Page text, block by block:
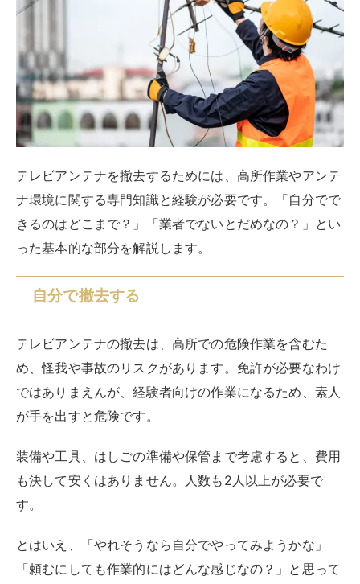
った基本的な部分を解説します。
自分で撤去する
テレビアンテナの撤去は、高所での危険作業を含むた
め、怪我や事故のリスクがあります。免許が必要なわけ
が手を出すと危険です。
装備や工具、はしごの準備や保管まで考慮すると、費用
も決して安くはありません。人数も2人以上が必要で
とはいえ、「やれそうなら自分でやってみようかな」
「頼むにしても作業的にはどんな感じなの？」と思って
いる人に向けて、自分で撤去する場合の手順も後述する
ので、参考にしてください。
テレビアンテナの設置場所は、大きく分けると、屋根
上、ベランダまたは外壁の高い場所です。
ベランダの場合には、比較的かんたん作業な作業で済む
ので、自分で撤去することも視野に入れられます。
屋根上や外壁に取り付けられているテレビアンテナの撤
去は、プロ向けの作業になるので、自分で撤去するのは